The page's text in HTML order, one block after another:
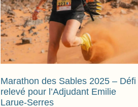
Marathon des Sables 2025 – Défi
relevé pour l’Adjudant Emilie
Larue-Serres